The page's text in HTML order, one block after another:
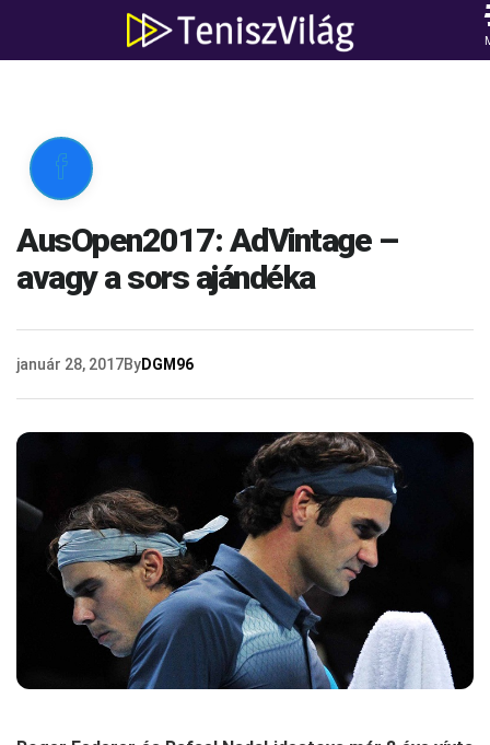

AusOpen2017: AdVintage –
avagy a sors ajándéka
január 28, 2017ByDGM96